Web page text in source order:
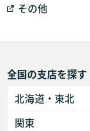
その他
全国の支店を探す
北海道・東北
関東